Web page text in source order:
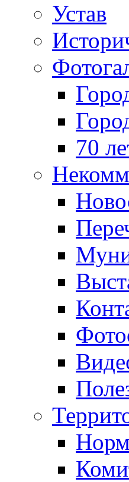
Устав
70